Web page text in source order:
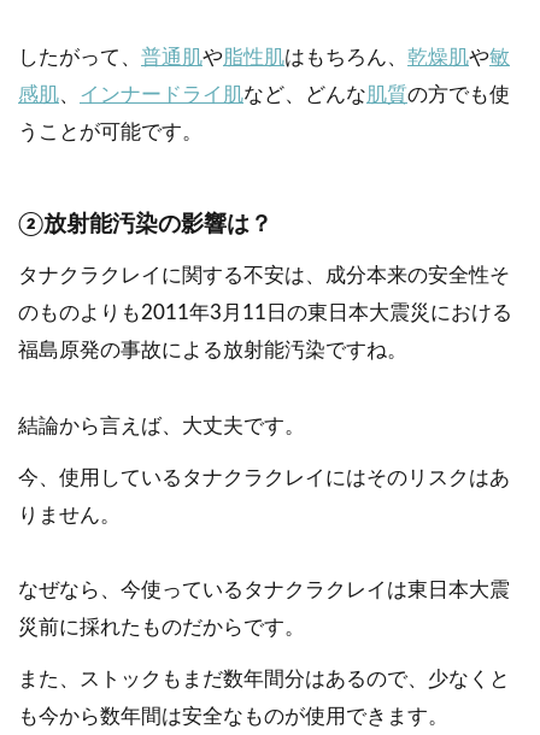
したがって、 普通肌や脂性肌はもちろん、 乾燥肌や敏
感肌、 インナードライ肌など、どんな 肌質の方でも使
うことが可能です。
②放射能汚染の影響は？
タナクラクレイに関する不安は、成分本来の安全性そ
のものよりも2011年3月11日の東日本大震災における
福島原発の事故による放射能汚染ですね。
結論から言えば、大丈夫です。
今、使用しているタナクラクレイにはそのリスクはあ
りません。
なぜなら、今使っているタナクラクレイは東日本大震
災前に採れたものだからです。
また、ストックもまだ数年間分はあるので、少なくと
も今から数年間は安全なものが使用できます。